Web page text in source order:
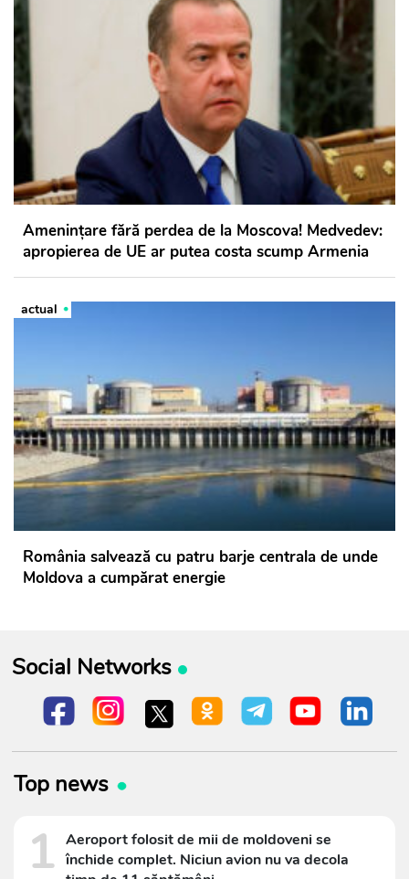
Amenințare fără perdea de la Moscova! Medvedev:
apropierea de UE ar putea costa scump Armenia
actual
România salvează cu patru barje centrala de unde
Moldova a cumpărat energie
Social Networks
Top news
1 Aeroport folosit de mii de moldoveni se
închide complet. Niciun avion nu va decola